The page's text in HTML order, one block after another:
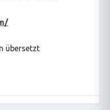
übersetzt